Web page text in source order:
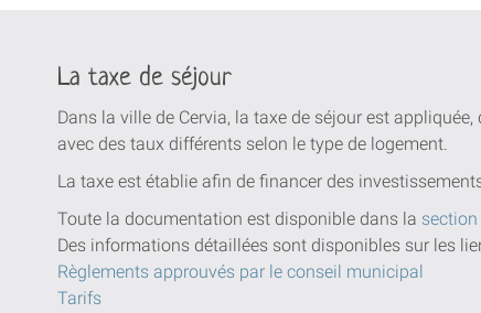
La taxe de séjour
Dans la ville de Cervia, la taxe de séjour est
avec des taux différents selon le type de logement.
La taxe est établie afin de financer des
Toute la documentation est disponible dans la
Des informations détaillées sont disponibles sur les
Règlements approuvés par le conseil municipal
Tarifs